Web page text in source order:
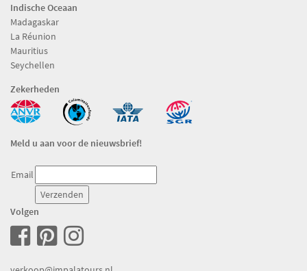
Indische Oceaan
Madagaskar
La Réunion
Mauritius
Seychellen
Zekerheden
Meld u aan voor de nieuwsbrief!
Email
Volgen